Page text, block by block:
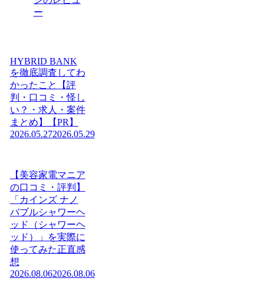
ー
HYBRID BANK
を徹底調査してわ
かったこと【評
判・口コミ・怪し
い？・求人・案件
まとめ】【PR】
2026.05.272026.05.29
【美容家電マニア
の口コミ・評判】
「カインズ ナノ
バブルシャワーヘ
ッド（シャワーヘ
ッド）」を実際に
使ってみた正直感
想
2026.08.062026.08.06